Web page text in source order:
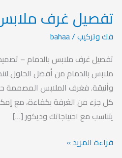
تفصيل غرف ملابس
فك وتركيب/
bahaa
تفصيل غرف ملابس بالدمام –
ملابس بالدمام من أفضل الحلول
وأنيقة. فغرف الملابس المصممة
كل جزء من الغرفة بكفاءة، مع
يتناسب مع احتياجاتك وديكور […]
تفصيل
ملابس
بالدمام
بخصم
يصل
الي
40%
قراءة المزيد »